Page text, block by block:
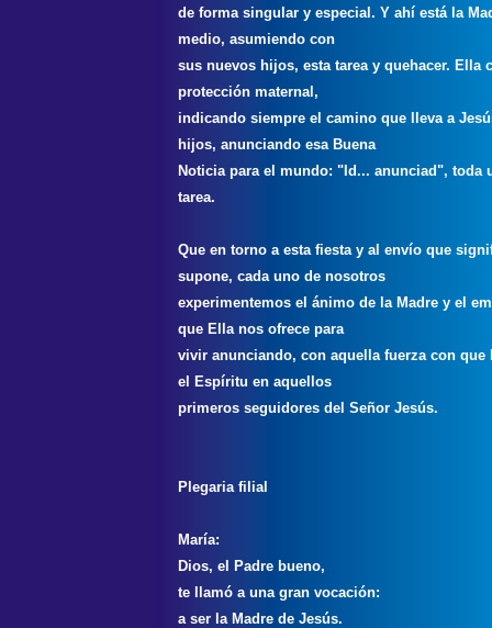
de forma singular y especial. Y ahí está la
medio, asumiendo con
sus nuevos hijos, esta tarea y quehacer. Ella
protección maternal,
indicando siempre el camino que lleva a
hijos, anunciando esa Buena
Noticia para el mundo: "Id... anunciad", toda
tarea.
Que en torno a esta fiesta y al envío que
supone, cada uno de nosotros
experimentemos el ánimo de la Madre y el
que Ella nos ofrece para
vivir anunciando, con aquella fuerza con que
el Espíritu en aquellos
primeros seguidores del Señor Jesús.
Plegaria filial
María:
Dios, el Padre bueno,
te llamó a una gran vocación:
a ser la Madre de Jesús.